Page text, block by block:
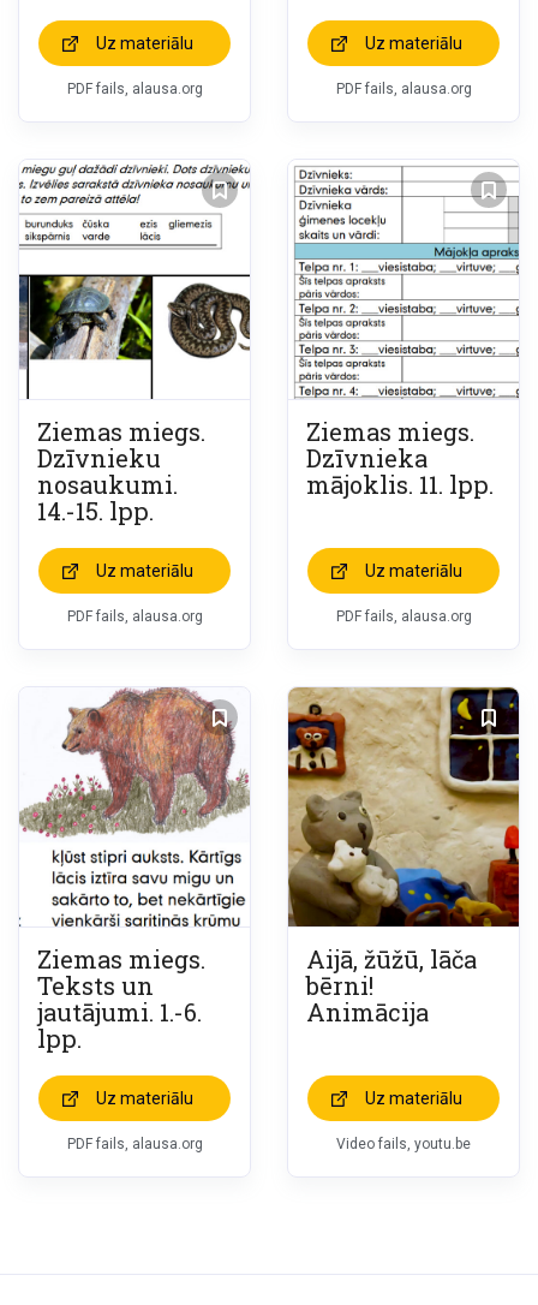
Uz materiālu
PDF fails, alausa.org
Uz materiālu
PDF fails, alausa.org
Ziemas miegs.
Dzīvnieku
nosaukumi.
14.-15. lpp.
Uz materiālu
PDF fails, alausa.org
Ziemas miegs.
Dzīvnieka
mājoklis. 11. lpp.
Uz materiālu
PDF fails, alausa.org
Ziemas miegs.
Teksts un
jautājumi. 1.-6.
lpp.
Uz materiālu
PDF fails, alausa.org
Aijā, žūžū, lāča
bērni!
Animācija
Uz materiālu
Video fails, youtu.be